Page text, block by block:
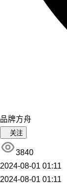
品牌方舟
关注
3840
2024-08-01 01:11
2024-08-01 01:11